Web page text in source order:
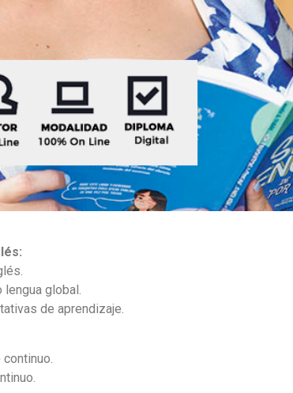
global.
de aprendizaje.